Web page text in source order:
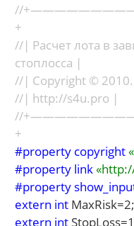
//
+
//| Расчет лота в
стоплосса |
//| Copyright ©
//| http://s4u.pro |
//
+
#property copyright
#property link
#property
extern int MaxRisk=2;
extern int